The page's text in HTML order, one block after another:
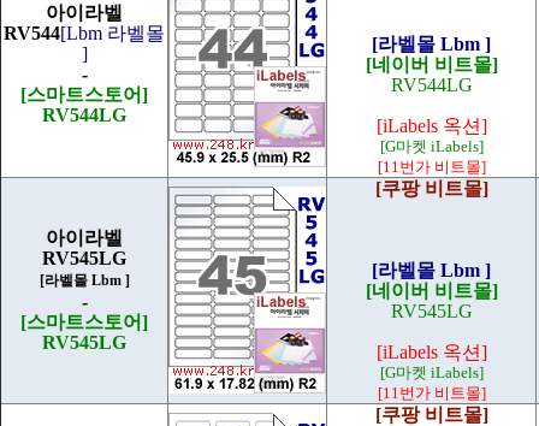
아이라벨
RV544[Lbm 라벨몰
]
-
[스마트스토어]
RV544LG
[라벨몰 Lbm ]
[네이버 비트몰]
RV544LG
[iLabels 옥션]
[G마켓 iLabels]
[11번가 비트몰]
아이라벨
RV545LG
[라벨몰 Lbm ]
-
[스마트스토어]
RV545LG
[쿠팡 비트몰]
[라벨몰 Lbm ]
[네이버 비트몰]
RV545LG
[iLabels 옥션]
[G마켓 iLabels]
[11번가 비트몰]
[쿠팡 비트몰]